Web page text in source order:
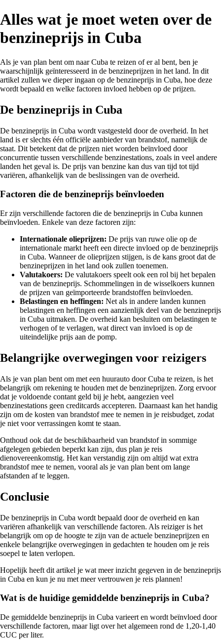
Alles wat je moet weten over de
benzineprijs in Cuba
Als je van plan bent om naar Cuba te reizen of er al bent, ben je
waarschijnlijk geïnteresseerd in de benzineprijzen in het land. In dit
artikel zullen we dieper ingaan op de benzineprijs in Cuba, hoe deze
wordt bepaald en welke factoren invloed hebben op de prijzen.
De benzineprijs in Cuba
De benzineprijs in Cuba wordt vastgesteld door de overheid. In het
land is er slechts één officiële aanbieder van brandstof, namelijk de
staat. Dit betekent dat de prijzen niet worden beïnvloed door
concurrentie tussen verschillende benzinestations, zoals in veel andere
landen het geval is. De prijs van benzine kan dus van tijd tot tijd
variëren, afhankelijk van de beslissingen van de overheid.
Factoren die de benzineprijs beïnvloeden
Er zijn verschillende factoren die de benzineprijs in Cuba kunnen
beïnvloeden. Enkele van deze factoren zijn:
Internationale olieprijzen: De prijs van ruwe olie op de
internationale markt heeft een directe invloed op de benzineprijs
in Cuba. Wanneer de olieprijzen stijgen, is de kans groot dat de
benzineprijzen in het land ook zullen toenemen.
Valutakoers: De valutakoers speelt ook een rol bij het bepalen
van de benzineprijs. Schommelingen in de wisselkoers kunnen
de prijzen van geïmporteerde brandstoffen beïnvloeden.
Belastingen en heffingen: Net als in andere landen kunnen
belastingen en heffingen een aanzienlijk deel van de benzineprijs
in Cuba uitmaken. De overheid kan besluiten om belastingen te
verhogen of te verlagen, wat direct van invloed is op de
uiteindelijke prijs aan de pomp.
Belangrijke overwegingen voor reizigers
Als je van plan bent om met een huurauto door Cuba te reizen, is het
belangrijk om rekening te houden met de benzineprijzen. Zorg ervoor
dat je voldoende contant geld bij je hebt, aangezien veel
benzinestations geen creditcards accepteren. Daarnaast kan het handig
zijn om de kosten van brandstof mee te nemen in je reisbudget, zodat
je niet voor verrassingen komt te staan.
Onthoud ook dat de beschikbaarheid van brandstof in sommige
afgelegen gebieden beperkt kan zijn, dus plan je reis
dienovereenkomstig. Het kan verstandig zijn om altijd wat extra
brandstof mee te nemen, vooral als je van plan bent om lange
afstanden af te leggen.
Conclusie
De benzineprijs in Cuba wordt bepaald door de overheid en kan
variëren afhankelijk van verschillende factoren. Als reiziger is het
belangrijk om op de hoogte te zijn van de actuele benzineprijzen en
enkele belangrijke overwegingen in gedachten te houden om je reis
soepel te laten verlopen.
Hopelijk heeft dit artikel je wat meer inzicht gegeven in de benzineprijs
in Cuba en kun je nu met meer vertrouwen je reis plannen!
Wat is de huidige gemiddelde benzineprijs in Cuba?
De gemiddelde benzineprijs in Cuba varieert en wordt beïnvloed door
verschillende factoren, maar ligt over het algemeen rond de 1,20-1,40
CUC per liter.